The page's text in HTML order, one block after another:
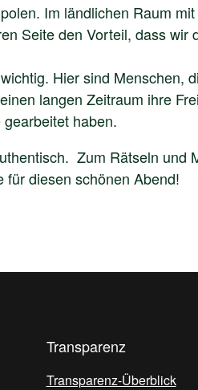
Im ländlichen Raum
Seite den Vorteil, dass wir
Hier sind Menschen,
langen Zeitraum ihre
haben.
Zum Rätseln und
für diesen schönen Abend!
Transparenz
Transparenz-Überblick